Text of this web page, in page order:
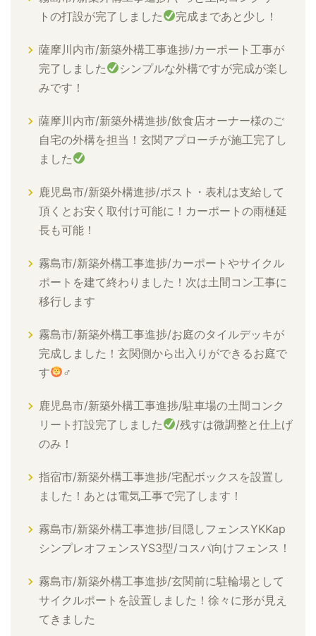
トの打設が完了しました
完成まであと少し！
薩摩川内市/新築外構工事進捗/カーポート工事が
完了しました
シンプルな外構ですが完成が楽し
みです！
薩摩川内市/新築外構進捗/飲食店オーナー様のご
自宅の外構を担当！玄関アプローチが施工完了し
ました
鹿児島市/新築外構進捗/ポスト・表札は支給して
頂くとお安く取付け可能に！カーポートの雨樋延
長も可能！
霧島市/新築外構工事進捗/カーポートやサイクル
ポートを建て終わりました！次は土間コン工事に
移行します
霧島市/新築外構工事進捗/お庭のタイルデッキが
完成しました！玄関側から出入りができるお庭で
す
‍♂
鹿児島市/新築外構工事進捗/駐車場の土間コンク
リート打設完了しました
/残すは微調整と仕上げ
のみ！
指宿市/新築外構工事進捗/宅配ボックスを設置し
ました！あとは電気工事で完了します！
霧島市/新築外構工事進捗/目隠しフェンスYKKap
シンプレオフェンスYS3型/コスパ向けフェンス！
霧島市/新築外構工事進捗/玄関前に駐輪場として
サイクルポートを設置しました！徐々に形が見え
てきました